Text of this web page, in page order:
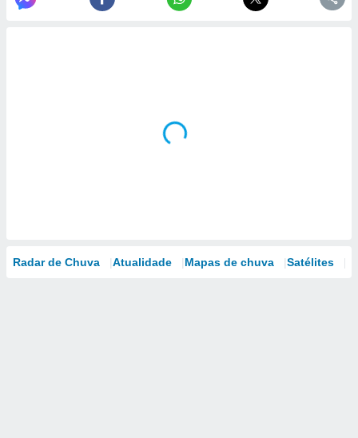
Radar de Chuva Atualidade Mapas de chuva Satélites